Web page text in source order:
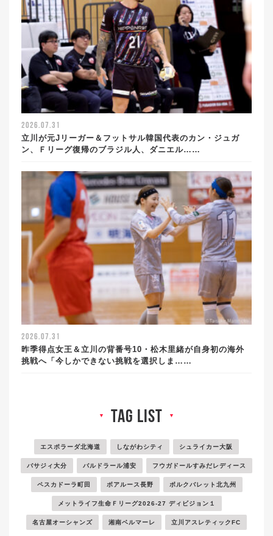
2026.07.31
立川が元Jリーガー＆フットサル韓国代表のカン・ジュガ
ン、Ｆリーグ復帰のブラジル人、ダニエル……
2026.07.31
昨季得点女王＆立川の背番号10・松木里緒が自身初の海外
挑戦へ「今しかできない挑戦を選択しま……
▼ tag list ▼
エスポラーダ北海道 しながわシティ シュライカー大阪
バサジィ大分 バルドラール浦安 フウガドールすみだレディース
ペスカドーラ町田 ボアルース長野 ボルクバレット北九州
メットライフ生命Ｆリーグ2026-27 ディビジョン１
名古屋オーシャンズ 湘南ベルマーレ 立川アスレティックFC